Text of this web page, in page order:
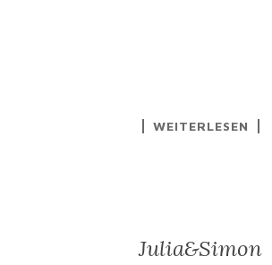
WEITERLESEN
Julia&Simon